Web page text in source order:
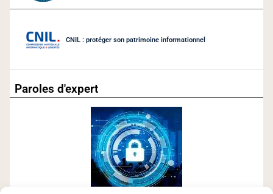
CNIL : protéger son patrimoine informationnel
Paroles d'expert